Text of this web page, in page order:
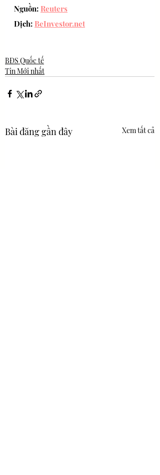
Nguồn: Reuters
Dịch: BeInvestor.net
BĐS Quốc tế
Tin Mới nhất
Bài đăng gần đây Xem tất cả